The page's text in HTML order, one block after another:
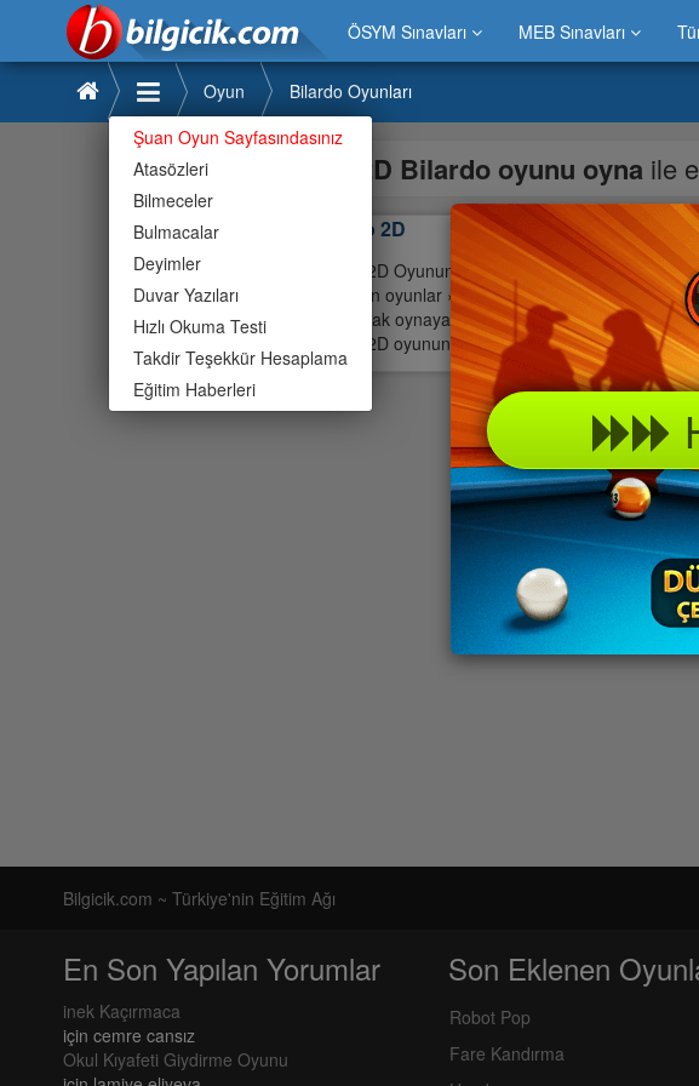
ÖSYM Sınavları MEB Sınavları
Şuan Oyun Sayfasındasınız
Atasözleri
Bilmeceler
Bulmacalar
Deyimler
Duvar Yazıları
Hızlı Okuma Testi
Takdir Teşekkür Hesaplama
Eğitim Haberleri
Oyun Bilardo Oyunları
2D Bilardo oyunu oyna ile
Bilardo 2D
Bilardo 2D Oyununu Oyna » Bilardo 2D Oyunu
en uygun oyunlar » Bilardo 2D her yaşa uygun
toplanarak oynayabilir güzel vakit geçirebilirsiniz.
Bilardo 2D oyununu
Bilgicik.com ~ Türkiye'nin Eğitim Ağı
En Son Yapılan Yorumlar
inek Kaçırmaca
için cemre cansız
Okul Kıyafeti Giydirme Oyunu
Son Eklenen
Robot Pop
Fare Kandırma